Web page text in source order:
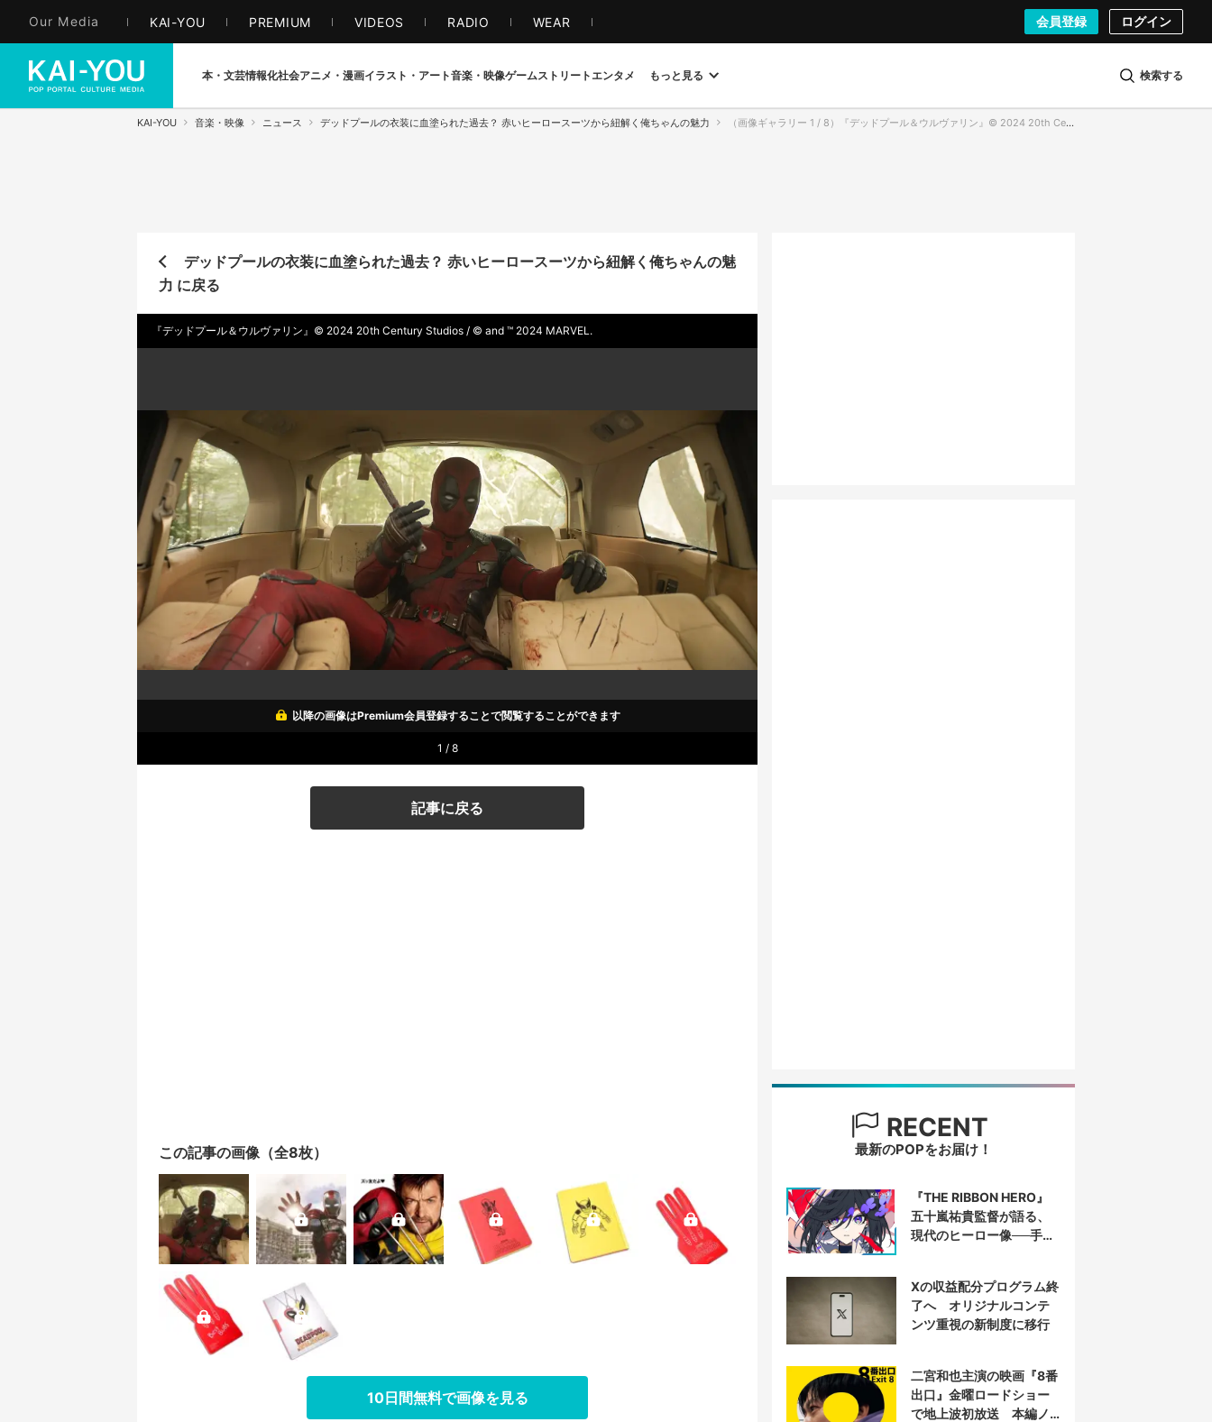
Our Media KAI-YOU PREMIUM VIDEOS RADIO WEAR 会員登録 ログイン
本・文芸情報化社会アニメ・漫画イラスト・アート音楽・映像ゲームストリート エンタメ もっと見る 検索する
KAI-YOU 音楽・映像 ニュース デッドプールの衣装に血塗られた過去？ 赤いヒーロースーツから紐解く俺ちゃんの魅力 （画像ギャラリー 1 / 8）『デッドプール＆ウルヴァリン』© 2024 20th Century Studios / © and ™ 2024 MARVEL.
デッドプールの衣装に血塗られた過去？ 赤いヒーロースーツから紐解く俺ちゃんの魅
力 に戻る
『デッドプール＆ウルヴァリン』© 2024 20th Century Studios / © and ™ 2024 MARVEL.
以降の画像はPremium会員登録することで閲覧することができます
1 / 8
記事に戻る
この記事の画像（全8枚）
10日間無料で画像を見る
RECENT
最新のPOPをお届け！
『THE RIBBON HERO』
五十嵐祐貴監督が語る、
現代のヒーロー像──手塚
Xの収益配分プログラム終
了へ オリジナルコンテ
ンツ重視の新制度に移行
二宮和也主演の映画『8番
出口』金曜ロードショー
で地上波初放送 本編ノ